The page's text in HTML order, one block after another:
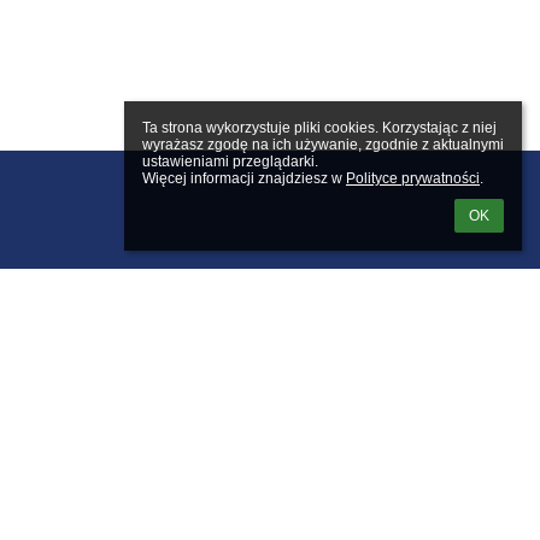
Ta strona wykorzystuje pliki cookies. Korzystając z niej
wyrażasz zgodę na ich używanie, zgodnie z aktualnymi
ustawieniami przeglądarki.
Więcej informacji znajdziesz w Polityce prywatności.
OK